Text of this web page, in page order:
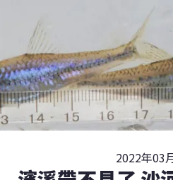
2022年03